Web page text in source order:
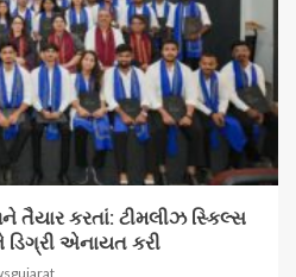
તૈયાર કરતાં: ટીમલીઝ સ્કિલ્સ
ડિગ્રી એનાયત કરી